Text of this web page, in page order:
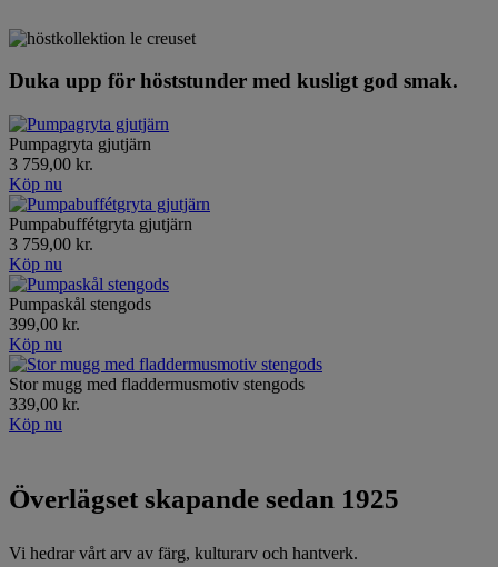
Duka upp för höststunder med kusligt god smak.
Pumpagryta gjutjärn
3 759,00 kr.
Köp nu
Pumpabuffétgryta gjutjärn
3 759,00 kr.
Köp nu
Pumpaskål stengods
399,00 kr.
Köp nu
Stor mugg med fladdermusmotiv stengods
339,00 kr.
Köp nu
Överlägset skapande sedan 1925
Vi hedrar vårt arv av färg, kulturarv och hantverk.